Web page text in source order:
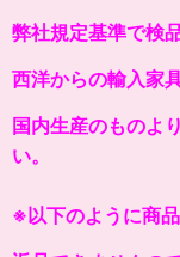
弊社規定基準で検
西洋からの輸入家
国内生産のものよ
い。
※以下のように商